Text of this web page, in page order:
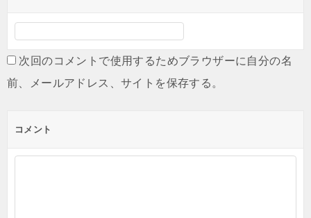
次回のコメントで使用するためブラウザーに自分の名
前、メールアドレス、サイトを保存する。
コメント